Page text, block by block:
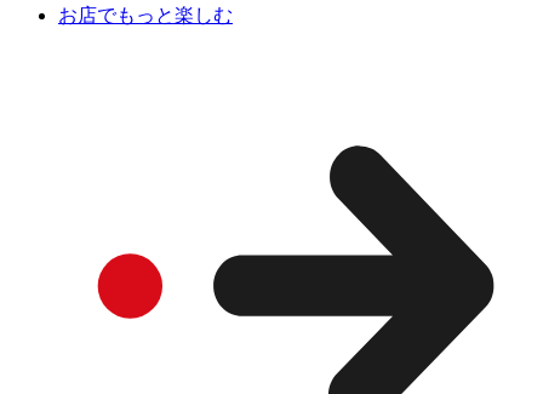
お店でもっと楽しむ